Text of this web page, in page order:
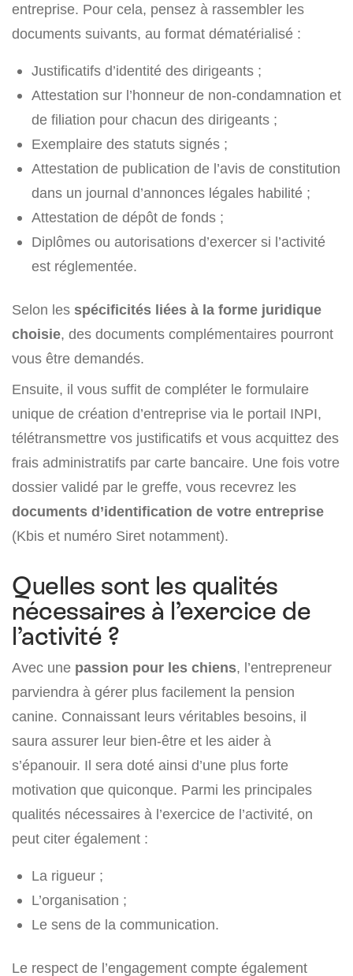
entreprise. Pour cela, pensez à rassembler les
documents suivants, au format dématérialisé :
Justificatifs d’identité des dirigeants ;
Attestation sur l’honneur de non-condamnation et
de filiation pour chacun des dirigeants ;
Exemplaire des statuts signés ;
Attestation de publication de l’avis de constitution
dans un journal d’annonces légales habilité ;
Attestation de dépôt de fonds ;
Diplômes ou autorisations d’exercer si l’activité
est réglementée.
Selon les spécificités liées à la forme juridique
choisie, des documents complémentaires pourront
vous être demandés.
Ensuite, il vous suffit de compléter le formulaire
unique de création d’entreprise via le portail INPI,
télétransmettre vos justificatifs et vous acquittez des
frais administratifs par carte bancaire. Une fois votre
dossier validé par le greffe, vous recevrez les
documents d’identification de votre entreprise
(Kbis et numéro Siret notamment).
Quelles sont les qualités
nécessaires à l’exercice de
l’activité ?
Avec une passion pour les chiens, l’entrepreneur
parviendra à gérer plus facilement la pension
canine. Connaissant leurs véritables besoins, il
saura assurer leur bien-être et les aider à
s’épanouir. Il sera doté ainsi d’une plus forte
motivation que quiconque. Parmi les principales
qualités nécessaires à l’exercice de l’activité, on
peut citer également :
La rigueur ;
L’organisation ;
Le sens de la communication.
Le respect de l’engagement compte également